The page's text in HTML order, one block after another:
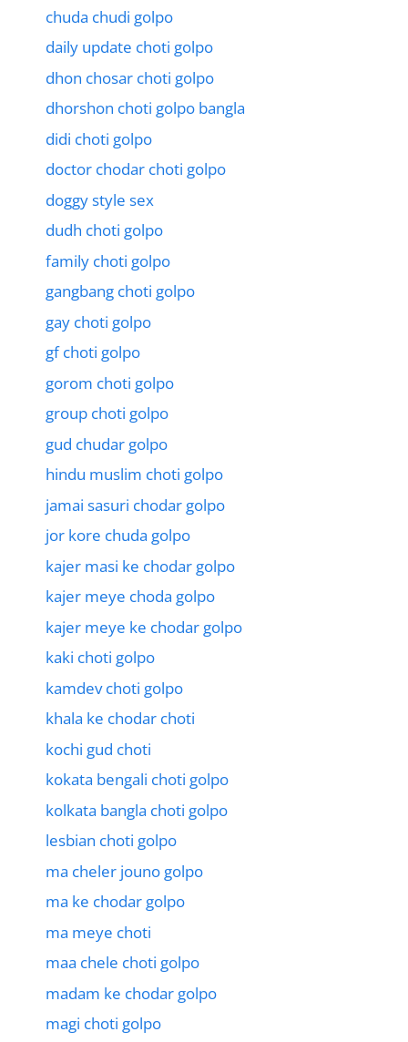
chuda chudi golpo
daily update choti golpo
dhon chosar choti golpo
dhorshon choti golpo bangla
didi choti golpo
doctor chodar choti golpo
doggy style sex
dudh choti golpo
family choti golpo
gangbang choti golpo
gay choti golpo
gf choti golpo
gorom choti golpo
group choti golpo
gud chudar golpo
hindu muslim choti golpo
jamai sasuri chodar golpo
jor kore chuda golpo
kajer masi ke chodar golpo
kajer meye choda golpo
kajer meye ke chodar golpo
kaki choti golpo
kamdev choti golpo
khala ke chodar choti
kochi gud choti
kokata bengali choti golpo
kolkata bangla choti golpo
lesbian choti golpo
ma cheler jouno golpo
ma ke chodar golpo
ma meye choti
maa chele choti golpo
madam ke chodar golpo
magi choti golpo